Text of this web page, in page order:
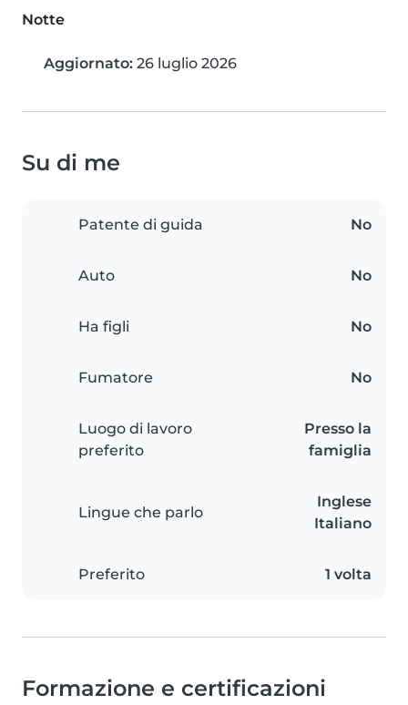
Notte
Aggiornato: 26 luglio 2026
Su di me
Patente di guida No
Auto No
Ha figli No
Fumatore No
Luogo di lavoro
preferito
Presso la
famiglia
Lingue che parlo
Inglese
Italiano
Preferito 1 volta
Formazione e certificazioni